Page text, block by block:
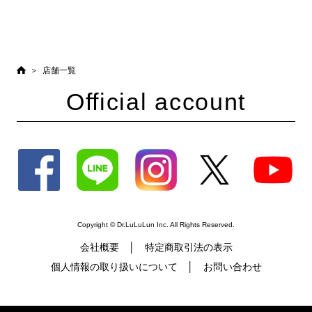
店舗一覧
Official account
Copyright © Dr.LuLuLun Inc. All Rights Reserved.
会社概要
特定商取引法の表示
個人情報の取り扱いについて
お問い合わせ